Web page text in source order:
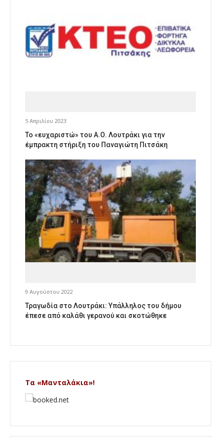
5 Απριλίου 2023
Το «ευχαριστώ» του Α.Ο. Λουτράκι για την
έμπρακτη στήριξη του Παναγιώτη Πιτσάκη
9 Αυγούστου 2022
Τραγωδία στο Λουτράκι: Υπάλληλος του δήμου
έπεσε από καλάθι γερανού και σκοτώθηκε
Τα «Μανταλάκια»!